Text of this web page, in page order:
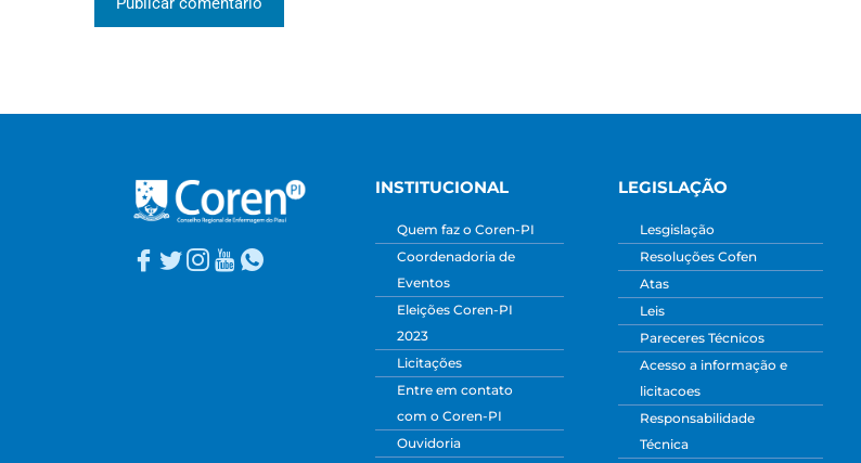
INSTITUCIONAL
Quem faz o Coren-PI
Coordenadoria de
Eventos
Eleições Coren-PI
2023
Licitações
Entre em contato
com o Coren-PI
Ouvidoria
LEGISLAÇÃO
Lesgislação
Resoluções Cofen
Atas
Leis
Pareceres Técnicos
Acesso a informação e
licitacoes
Responsabilidade
Técnica